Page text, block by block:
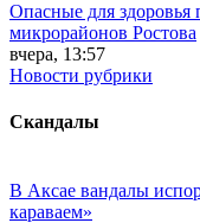
Опасные для здоровья
микрорайонов Ростова
вчера, 13:57
Новости рубрики
Скандалы
В Аксае вандалы
караваем»